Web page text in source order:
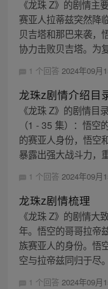
《龙珠 Z》的剧情主
赛亚人拉蒂兹突然降
贝吉塔和那巴来袭，
协力击败贝吉塔。为
1 个回答 2024年09月
龙珠z剧情介绍目
《龙珠 Z》的剧情目
（1 - 35 集）：悟空
的赛亚人身份，悟空
暴露出强大战斗力，
1 个回答 2024年09月
龙珠z剧情梳理
《龙珠 Z》的剧情大
年。悟空的哥哥拉帝
族赛亚人的身份。悟
空与拉帝兹同归于尽
1 个回答 2024年09月